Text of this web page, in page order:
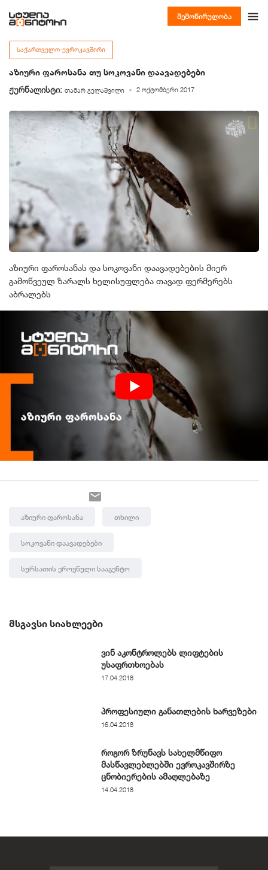
შემოწირულობა
ᲡᲐᲥᲐᲠᲗᲕᲔᲚᲝ-ᲔᲕᲠᲝᲙᲐᲕᲨᲘᲠᲘ
აზიური ფაროსანა თუ სოკოვანი დაავადებები
ჟურნალისტი: თამარ გელაშვილი 2 ოქტომბერი 2017
აზიური ფაროსანას და სოკოვანი დაავადებების მიერ
გამოწვეულ ზარალს ხელისუფლება თავად ფერმერებს
აბრალებს
Აზიური Ფაროსანა Თხილი
Სოკოვანი Დაავადებები
Სურსათის Ეროვნული Სააგენტო
ᲛᲡᲒᲐᲕᲡᲘ ᲡᲘᲐᲮᲚᲔᲔᲑᲘ
ვინ აკონტროლებს ლიფტების
უსაფრთხოებას
17.04.2018
პროფესიული განათლების ხარვეზები
16.04.2018
როგორ ზრუნავს სახელმწიფო
მასწავლებლებში ევროკავშირზე
ცნობიერების ამაღლებაზე
14.04.2018